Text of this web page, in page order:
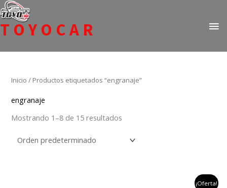
Ir
al
contenido
TOYOCAR
Inicio / Productos etiquetados “engranaje”
engranaje
Mostrando 1–8 de 15 resultados
¡Oferta!